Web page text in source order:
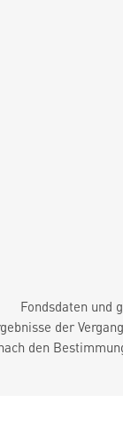
Fondsdaten und
der
den